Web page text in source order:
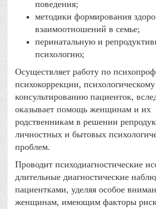
поведения;
методики формирования
взаимоотношений в семье;
перинатальную и
психологию;
Осуществляет работу по
психокоррекции, психологическому
консультированию пациенток,
оказывает помощь женщинам и их
родственникам в решении
личностных и бытовых
проблем.
Проводит психодиагностические
длительные диагностические
пациентками, уделяя особое
женщинам, имеющим факторы